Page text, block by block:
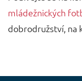
mládežnických
dobrodružství, na